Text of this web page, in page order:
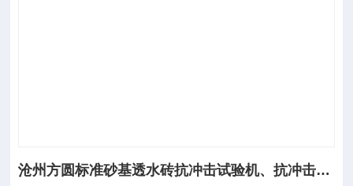
沧州方圆标准砂基透水砖抗冲击试验机、抗冲击试验机价格